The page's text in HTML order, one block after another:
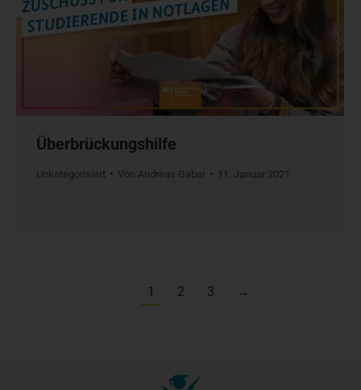
Überbrückungshilfe
Unkategorisiert Von Andreas Gaber 11. Januar 2021
1 2 3 →